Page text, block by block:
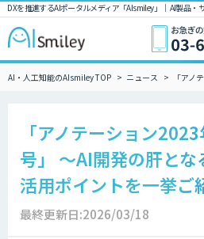
DXを推進するAIポータルメディア「AIsmiley」｜ AI製品・
AI・人工知能のAIsmiley TOP ニュース 「アノ
「アノテーション
号」 〜AI開発の肝と
活用ポイントを一挙ご
最終更新日:2026/03/18